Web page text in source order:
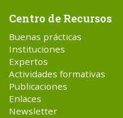
Centro de Recursos
Buenas prácticas
Instituciones
Expertos
Actividades formativas
Publicaciones
Enlaces
Newsletter